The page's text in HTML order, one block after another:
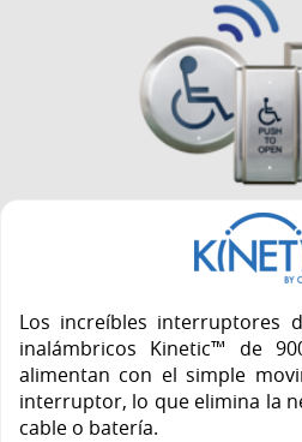
Los increíbles interruptores
inalámbricos Kinetic™ de
alimentan con el simple
interruptor, lo que elimina la
cable o batería.